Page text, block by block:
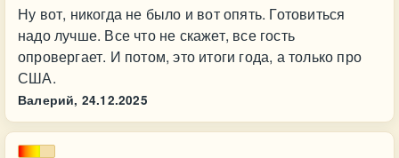
Ну вот, никогда не было и вот опять. Готовиться
надо лучше. Все что не скажет, все гость
опровергает. И потом, это итоги года, а только про
США.
Валерий, 24.12.2025